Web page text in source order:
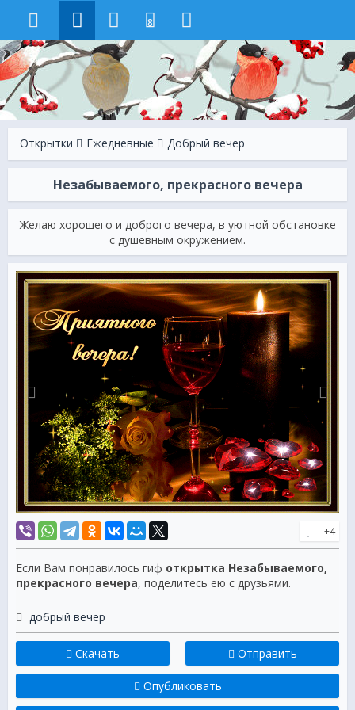
8
Открытки Ежeдневные Добрый вечер
Незабываемого, прекрасного вечера
Желаю хорошего и доброго вечера, в уютной обстановке
с душевным окружением.
+4
Если Вам понравилось гиф открытка Незабываемого,
прекрасного вечера, поделитесь ею с друзьями.
добрый вечер
Скачать Отправить
Опубликовать